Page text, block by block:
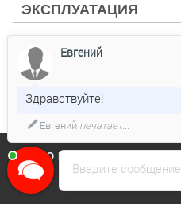
ЭКСПЛУАТАЦИЯ
О КОМПАНИИ
Введите сообщение
Евгений
Здравствуйте!
Евгенийпечатает...